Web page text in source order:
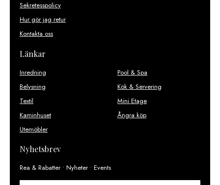
Sekretesspolicy
Hur gör jag retur
Kontakta oss
Länkar
Inredning
Belysning
Textil
Kaminhuset
Utemöbler
Pool & Spa
Kök & Servering
Mini Etage
Ångra köp
Nyhetsbrev
Rea & Rabatter • Nyheter • Events